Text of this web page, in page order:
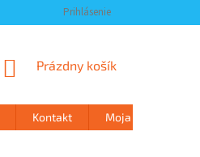
Prihlásenie
NÁKUPNÝ
Prázdny košík
Kontakt Moja objednávka